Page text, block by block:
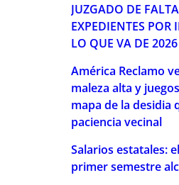
JUZGADO DE
EXPEDIENTES POR
LO QUE VA DE 2026
América Reclamo
maleza alta y
mapa de la desidia
paciencia vecinal
Salarios estatales:
primer semestre